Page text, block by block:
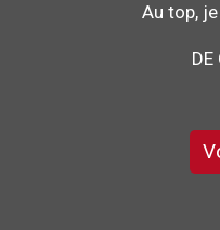
Bonjour je vous
DE